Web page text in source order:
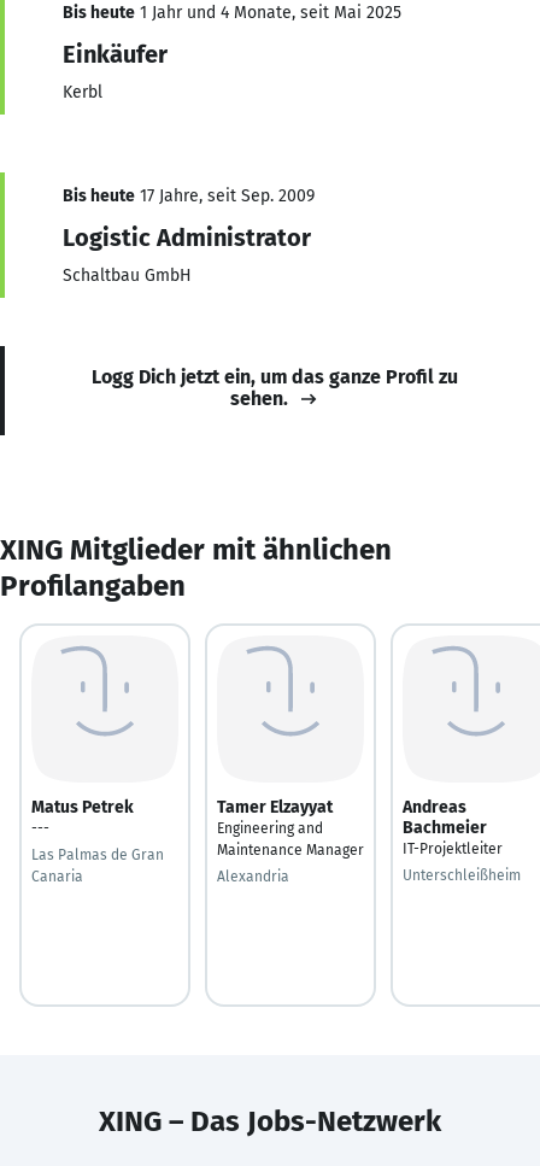
Bis heute 1 Jahr und 4 Monate, seit Mai 2025
Einkäufer
Kerbl
Bis heute 17 Jahre, seit Sep. 2009
Logistic Administrator
Schaltbau GmbH
Logg Dich jetzt ein, um das ganze Profil zu
sehen.
XING Mitglieder mit ähnlichen
Profilangaben
Matus Petrek
---
Las Palmas de Gran
Canaria
Tamer Elzayyat
Engineering and
Maintenance Manager
Alexandria
Andreas
Bachmeier
IT-Projektleiter
Unterschleißheim
XING – Das Jobs-Netzwerk